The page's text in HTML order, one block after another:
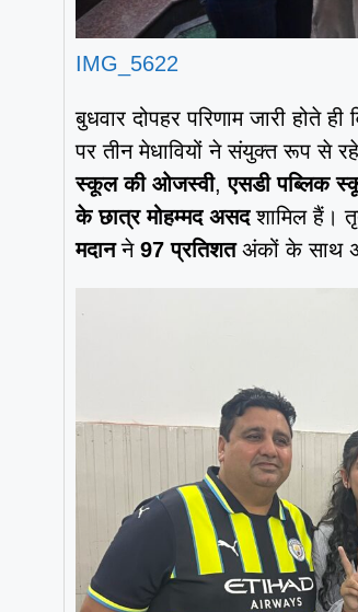
IMG_5622
बुधवार दोपहर परिणाम जारी होते
पर तीन मेधावियों ने संयुक्त रूप से
स्कूल की ओजस्वी,एसडी पब्लिक
के छात्र मोहम्मद असदशामिल हैं।
मदानने97 प्रतिशतअंकों के साथ